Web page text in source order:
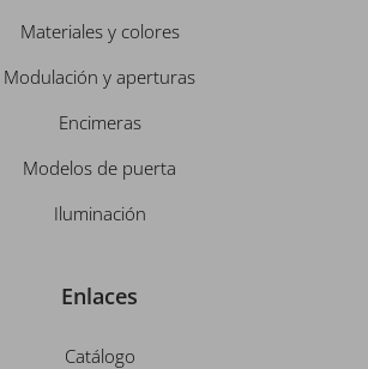
Materiales y colores
Modulación y aperturas
Encimeras
Modelos de puerta
Iluminación
Enlaces
Catálogo